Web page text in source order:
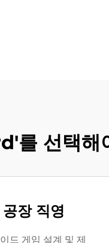
를 선택해
공장 직영
드 게임 설계 및 제